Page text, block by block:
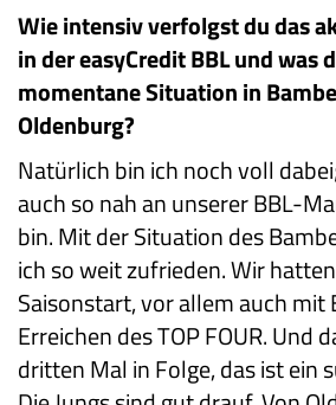
Wie intensiv verfolgst du das
in der easyCredit BBL und was
momentane Situation in
Oldenburg?
Natürlich bin ich noch voll
auch so nah an unserer BBL-
bin. Mit der Situation des
ich so weit zufrieden. Wir
Saisonstart, vor allem auch mit
Erreichen des TOP FOUR. Und
dritten Mal in Folge, das ist ein